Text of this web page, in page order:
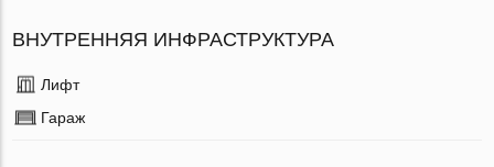
ВНУТРЕННЯЯ ИНФРАСТРУКТУРА
Лифт
Гараж